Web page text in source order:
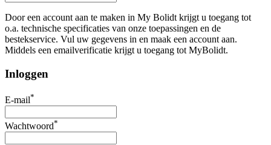
Door een account aan te maken in My Bolidt krijgt u toegang tot
o.a. technische specificaties van onze toepassingen en de
bestekservice. Vul uw gegevens in en maak een account aan.
Middels een emailverificatie krijgt u toegang tot MyBolidt.
Inloggen
E-mail*
Wachtwoord*